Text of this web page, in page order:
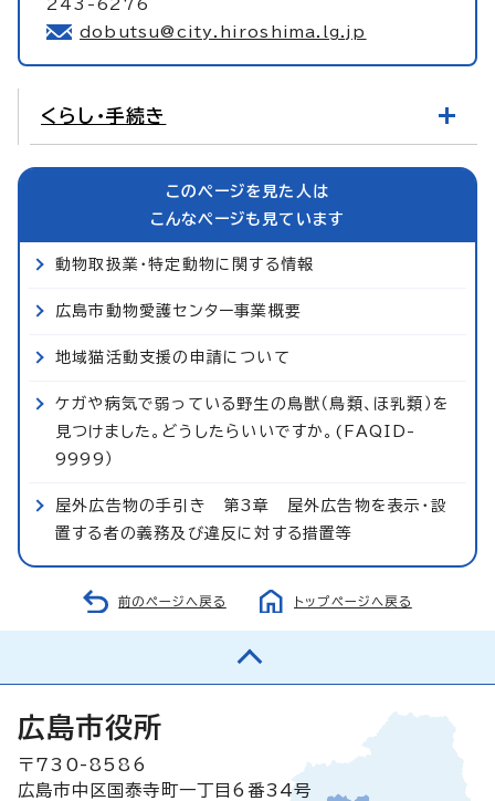
243-6276
dobutsu@city.hiroshima.lg.jp
くらし・手続き
このページを見た人は
こんなページも見ています
動物取扱業・特定動物に関する情報
広島市動物愛護センター事業概要
地域猫活動支援の申請について
ケガや病気で弱っている野生の鳥獣（鳥類、ほ乳類）を
見つけました。どうしたらいいですか。(FAQID-
9999）
屋外広告物の手引き 第3章 屋外広告物を表示・設
置する者の義務及び違反に対する措置等
前のページへ戻る トップページへ戻る
広島市役所
〒730-8586
広島市中区国泰寺町一丁目6番34号